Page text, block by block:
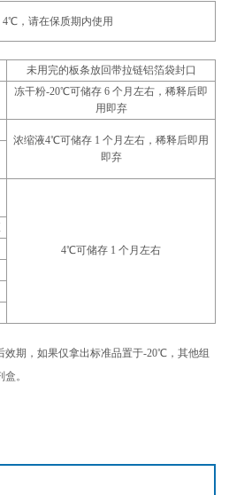
4℃，请在保质期内使用
未用完的板条放回带拉链铝箔袋封口
冻干粉-20℃可储存 6 个月左右，稀释后即
用即弃
浓缩液4℃可储存 1 个月左右，稀释后即用
即弃
4℃可储存 1 个月左右
效期，如果仅拿出标准品置于-20℃，其他组
。